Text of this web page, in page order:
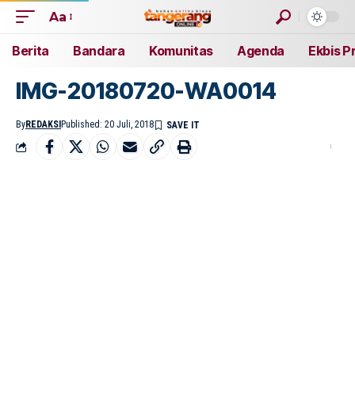
Aa
Berita Bandara Komunitas Agenda Ekbis
IMG-20180720-WA0014
ByREDAKSI Published: 20 Juli, 2018